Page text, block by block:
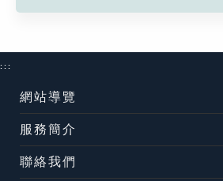
:::
網站導覽
服務簡介
聯絡我們